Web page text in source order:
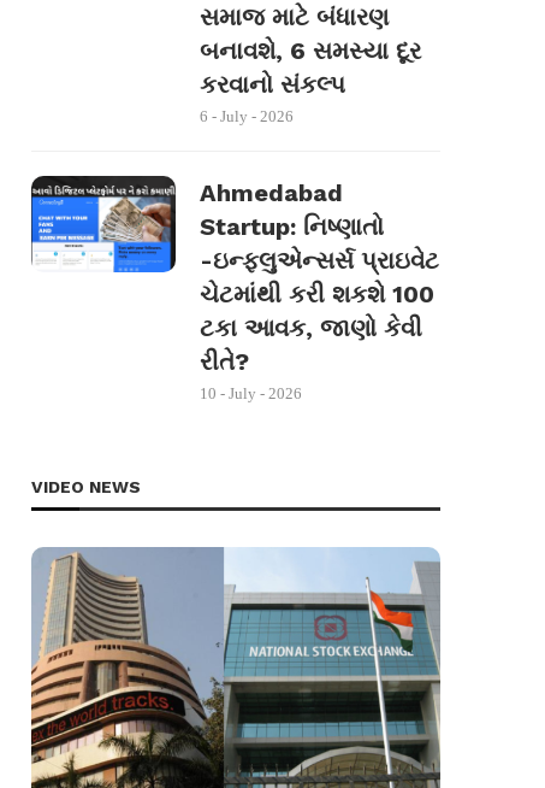
સમાજ માટે બંધારણ
બનાવશે, 6 સમસ્યા દૂર
કરવાનો સંકલ્પ
6 - July - 2026
Ahmedabad
Startup: નિષ્ણાતો
-ઇન્ફ્લુએન્સર્સ પ્રાઇવેટ
ચેટમાંથી કરી શકશે 100
ટકા આવક, જાણો કેવી
રીતે?
10 - July - 2026
VIDEO NEWS